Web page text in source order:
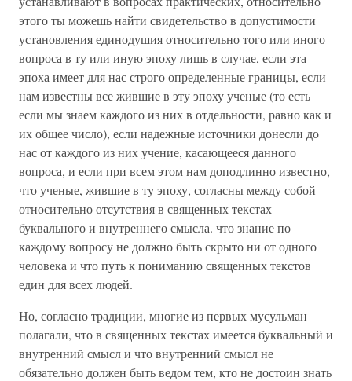
этого ты можешь найти свидетельство в допустимости
установления единодушия относительно того или иного
вопроса в ту или иную эпоху лишь в случае, если эта
эпоха имеет для нас строго определенные границы, если
нам известны все жившие в эту эпоху ученые (то есть
если мы знаем каждого из них в отдельности, равно как и
их общее число), если надежные источники донесли до
нас от каждого из них учение, касающееся данного
вопроса, и если при всем этом нам доподлинно известно,
что ученые, жившие в ту эпоху, согласны между собой
относительно отсутствия в священных текстах
буквального и внутреннего смысла. что знание по
каждому вопросу не должно быть скрыто ни от одного
человека и что путь к пониманию священных текстов
един для всех людей.
Но, согласно традиции, многие из первых мусульман
полагали, что в священных текстах имеется буквальный и
внутренний смысл и что внутренний смысл не
обязательно должен быть ведом тем, кто не достоин знать